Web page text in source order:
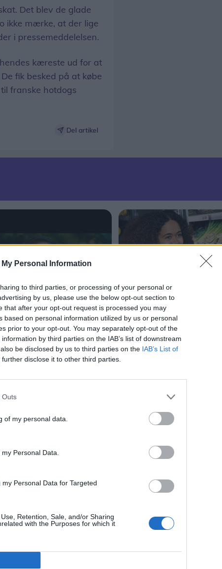
Personal Information
to third parties, or processing of your personal or
by us, please use the below opt-out section to
that after your opt-out request is processed you may
based on personal information utilized by us or personal
prior to your opt-out. You may separately opt-out of the
by third parties on the IAB’s list of downstream
be disclosed by us to third parties on the IAB’s List of
disclose it to other third parties.
Outs
of my personal data.
Personal Data.
Personal Data for Targeted
Retention, Sale, and/or Sharing
with the Purposes for which it
Det blev de glade
ikke mærke, at der lige
i pressemeddelelsen.
kæreste ud for at
fik besked på at købe
franske hotdogs
Del artikel